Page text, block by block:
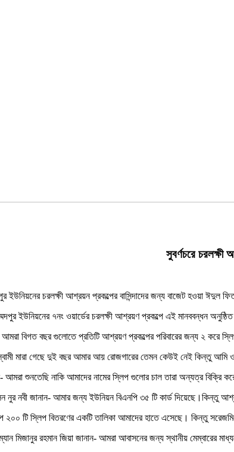
সুবর্ণচরে চরলক্ষী
ইউনিয়নের চরলক্ষী আশ্রয়ন প্রকল্পের বাসিন্দাদের জন্য বাজেট হওয়া ঈদুল
ইউনিয়নের ৭নং ওয়ার্ডের চরলক্ষী আশ্রয়ণ প্রকল্পে এই মানববন্ধন
আমরা বিগত বছর গুলোতে প্রতিটি আশ্রয়ণ প্রকল্পের পরিবারের জন্য ২
মারা গেছে দুই বছর আমার আয় রোজগারের তেমন কেউই নেই কিন্তু আমি ও
শুনতেছি নাকি আমাদের নামের স্লিপ গুলোর চাল তারা অন্যত্র বিক্রি
নুর নবী জানান- আমার জন্য ইউনিয়ন বিএনপি ৩৫ টি কার্ড
টি স্লিপ বিতরণের একটি তালিকা আমাদের হাতে এসেছে। কিন্তু
মিজানুর রহমান জিয়া জানান- আমরা আবাসনের জন্য স্থানীয় মেম্বারের